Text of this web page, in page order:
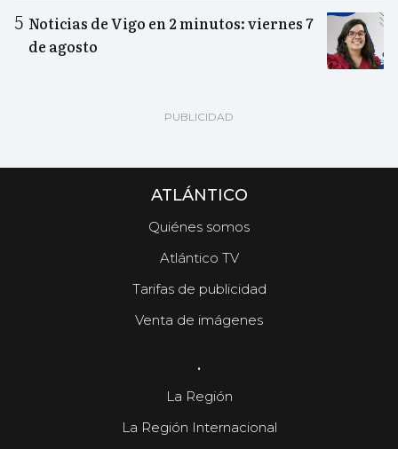
Noticias de Vigo en 2 minutos: viernes 7
de agosto
ATLÁNTICO
Quiénes somos
Atlántico TV
Tarifas de publicidad
Venta de imágenes
.
La Región
La Región Internacional